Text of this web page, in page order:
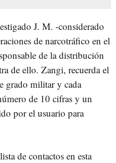
J. M. -considerado
de narcotráfico en el
de la distribución
de ello. Zangi, recuerda el
grado militar y cada
de 10 cifras y un
por el usuario para
de contactos en esta